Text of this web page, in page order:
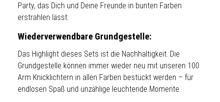
Party, das Dich und Deine Freunde in bunten Farben
erstrahlen lässt.
Wiederverwendbare Grundgestelle:
Das Highlight dieses Sets ist die Nachhaltigkeit. Die
Grundgestelle können immer wieder neu mit unseren 100
Arm Knicklichtern in allen Farben bestückt werden – für
endlosen Spaß und unzählige leuchtende Momente.